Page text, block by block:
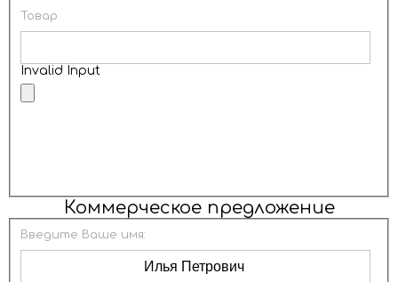
Товар
Invalid Input
Коммерческое предложение
Введите Ваше имя: